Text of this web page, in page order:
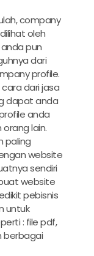
company
oleh
pun
dari
profile.
darijasa
dapat anda
anda
lain.
paling
website
sendiri
website
pebisnis
untuk
: file pdf,
berbagai